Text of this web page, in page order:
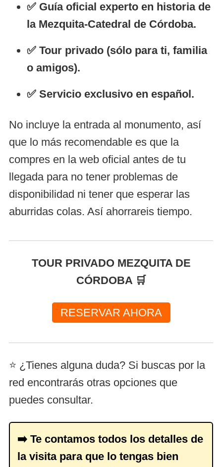
✅ Guía oficial experto en historia de
la Mezquita-Catedral de Córdoba.
✅ Tour privado (sólo para ti, familia
o amigos).
✅ Servicio exclusivo en español.
No incluye la entrada al monumento, así
que lo más recomendable es que la
compres en la web oficial antes de tu
llegada para no tener problemas de
disponibilidad ni tener que esperar las
aburridas colas. Así ahorrareis tiempo.
TOUR PRIVADO MEZQUITA DE
CÓRDOBA 🛒
RESERVAR AHORA
⭐ ¿Tienes alguna duda? Si buscas por la
red encontrarás otras opciones que
puedes consultar.
➡️ Te contamos todos los detalles de
la visita para que lo tengas bien